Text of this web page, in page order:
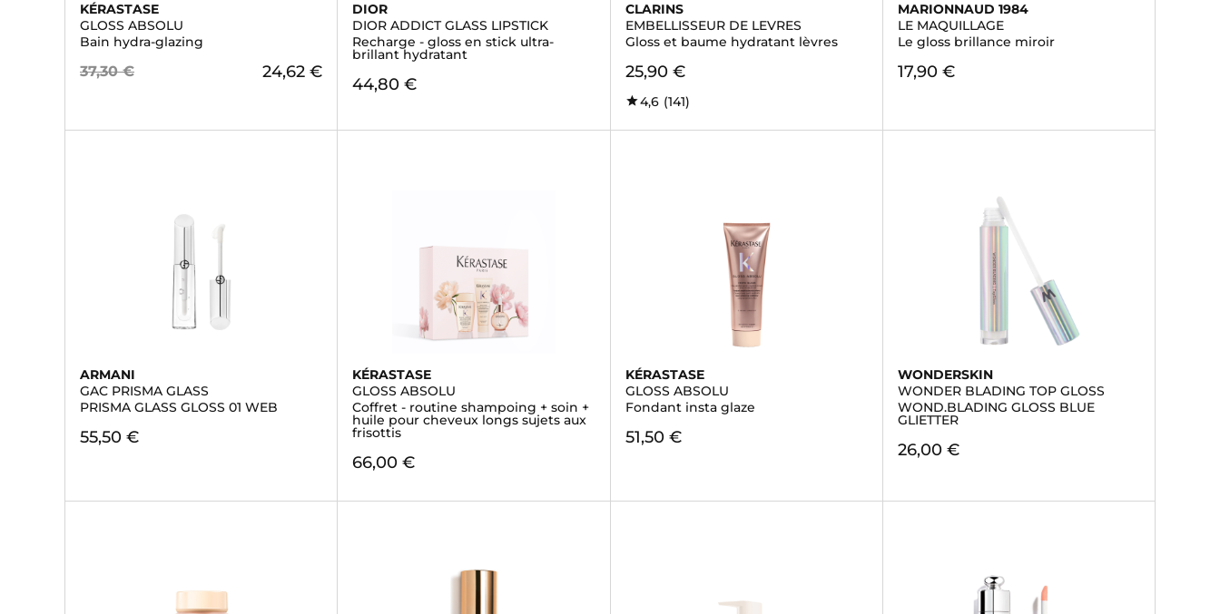
KÉRASTASE
GLOSS ABSOLU
Bain hydra-glazing
37,30 € 24,62 €
DIOR
DIOR ADDICT GLASS LIPSTICK
Recharge - gloss en stick ultra-
brillant hydratant
44,80 €
CLARINS
EMBELLISSEUR DE LEVRES
Gloss et baume hydratant lèvres
25,90 €
4,6 (141)
MARIONNAUD 1984
LE MAQUILLAGE
Le gloss brillance miroir
17,90 €
ARMANI
GAC PRISMA GLASS
PRISMA GLASS GLOSS 01 WEB
55,50 €
KÉRASTASE
GLOSS ABSOLU
Coffret - routine shampoing + soin +
huile pour cheveux longs sujets aux
frisottis
66,00 €
KÉRASTASE
GLOSS ABSOLU
Fondant insta glaze
51,50 €
WONDERSKIN
WONDER BLADING TOP GLOSS
WOND.BLADING GLOSS BLUE
GLIETTER
26,00 €